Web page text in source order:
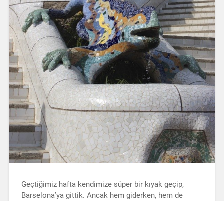
Geçtiğimiz hafta kendimize süper bir kıyak geçip,
Barselona’ya gittik. Ancak hem giderken, hem de